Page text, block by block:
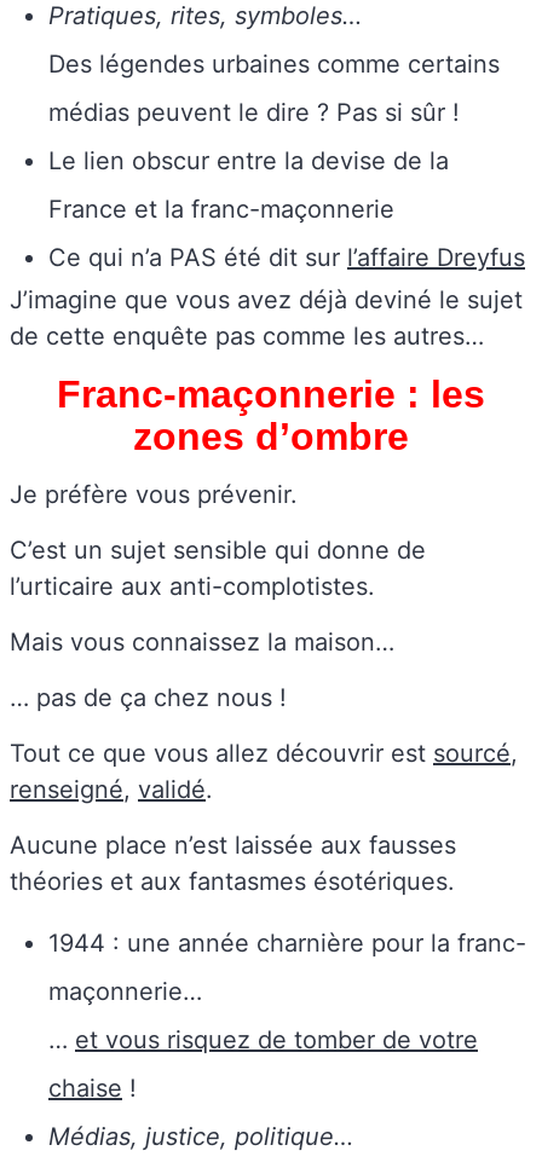
Pratiques, rites, symboles…
Des légendes urbaines comme certains
médias peuvent le dire ? Pas si sûr !
Le lien obscur entre la devise de la
France et la franc-maçonnerie
Ce qui n’a PAS été dit sur l’affaire Dreyfus
J’imagine que vous avez déjà deviné le sujet
de cette enquête pas comme les autres…
Franc-maçonnerie : les
zones d’ombre
Je préfère vous prévenir.
C’est un sujet sensible qui donne de
l’urticaire aux anti-complotistes.
Mais vous connaissez la maison…
… pas de ça chez nous !
Tout ce que vous allez découvrir est sourcé,
renseigné, validé.
Aucune place n’est laissée aux fausses
théories et aux fantasmes ésotériques.
1944 : une année charnière pour la franc-
maçonnerie…
… et vous risquez de tomber de votre
chaise !
Médias, justice, politique…